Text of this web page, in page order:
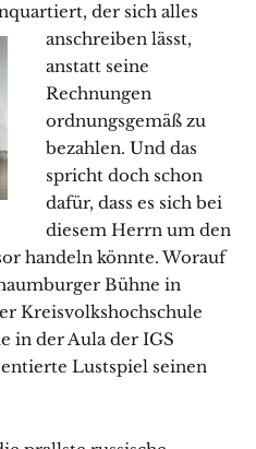
der sich alles
anschreiben lässt,
anstatt seine
Rechnungen
ordnungsgemäß zu
bezahlen. Und das
spricht doch schon
dafür, dass es sich bei
diesem Herrn um den
handeln könnte. Worauf
Bühne in
Kreisvolkshochschule
in der Aula der IGS
Lustspiel seinen